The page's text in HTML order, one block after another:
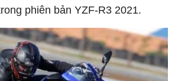
phiên bản YZF-R3 2021.